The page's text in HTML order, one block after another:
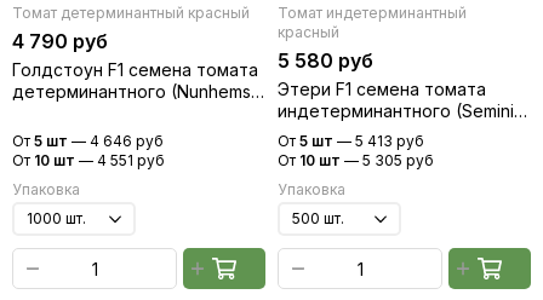
Томат детерминантный красный
4 790 руб
Голдстоун F1 семена томата
детерминантного (Nunhems /
От 5 шт — 4 646 руб
От 10 шт — 4 551 руб
Упаковка
Томат индетерминантный
красный
5 580 руб
Этери F1 семена томата
индетерминантного (Seminis
/ Семинис)
От 5 шт — 5 413 руб
От 10 шт — 5 305 руб
Упаковка